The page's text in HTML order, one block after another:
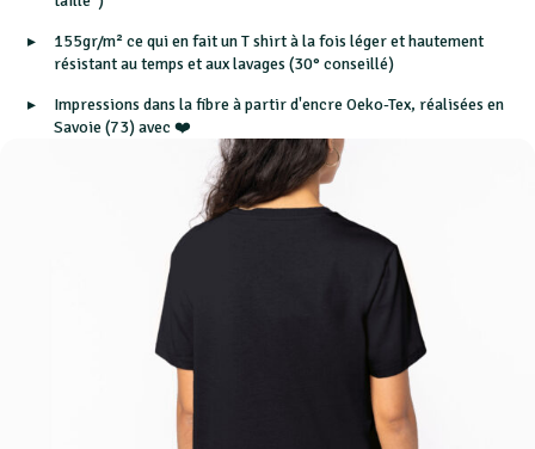
155gr/m² ce qui en fait un T shirt à la fois léger et hautement
résistant au temps et aux lavages (30° conseillé)
Impressions dans la fibre à partir d'encre Oeko-Tex, réalisées en
Savoie (73) avec ❤️